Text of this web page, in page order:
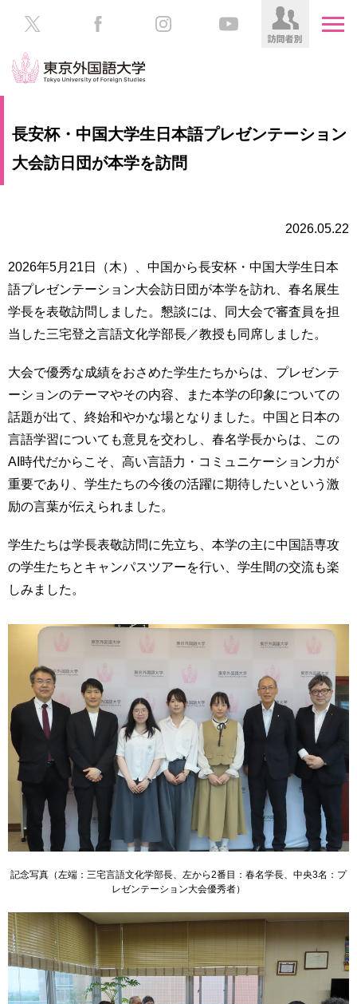
大
部・
大
学
院
／
育
研
究
社
連
携
入
試
報
問
い
合
わ
せ
通
セ
ス
イ
験
生
の
生
方
保
者
の
方
卒
生
の
方
一
地
域
方
専
長安杯・中国大学生日本語プレゼンテーション
大会訪日団が本学を訪問
2026.05.22
2026年5月21日（木）、中国から長安杯・中国大学生日本
語プレゼンテーション大会訪日団が本学を訪れ、春名展生
学長を表敬訪問しました。懇談には、同大会で審査員を担
当した三宅登之言語文化学部長／教授も同席しました。
大会で優秀な成績をおさめた学生たちからは、プレゼンテ
ーションのテーマやその内容、また本学の印象についての
話題が出て、終始和やかな場となりました。中国と日本の
言語学習についても意見を交わし、春名学長からは、この
AI時代だからこそ、高い言語力・コミュニケーション力が
重要であり、学生たちの今後の活躍に期待したいという激
励の言葉が伝えられました。
学生たちは学長表敬訪問に先立ち、本学の主に中国語専攻
の学生たちとキャンパスツアーを行い、学生間の交流も楽
しみました。
記念写真（左端：三宅言語文化学部長、左から2番目：春名学長、中央3名：プ
レゼンテーション大会優秀者）